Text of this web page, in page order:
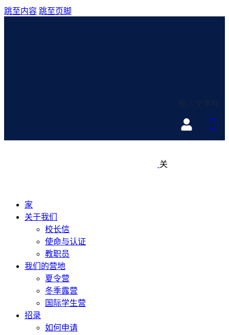
跳至内容 跳至页脚
关
家
关于我们
校长信
使命与认证
教职员
我们的营地
夏令营
冬季露营
国际学生营
招录
如何申请